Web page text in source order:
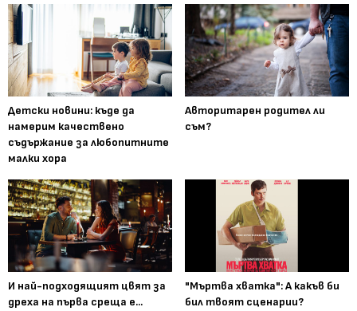
Детски новини: къде да
намерим качествено
съдържание за любопитните
малки хора
Авторитарен родител ли
съм?
И най-подходящият цвят за
дреха на първа среща е...
"Мъртва хватка": А какъв би
бил твоят сценарии?